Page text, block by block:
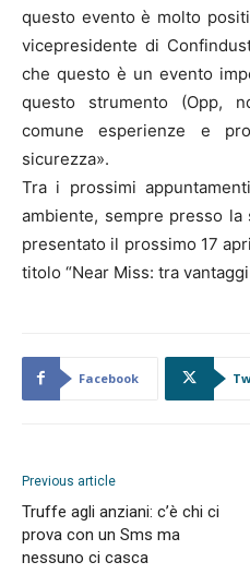
questo evento è molto
vicepresidente di
che questo è un evento
questo strumento (Opp,
comune esperienze e
sicurezza».
Tra i prossimi
ambiente, sempre presso
presentato il prossimo 17
titolo “Near Miss: tra
Facebook
Previous article
Truffe agli anziani: c’è chi ci
prova con un Sms ma
nessuno ci casca